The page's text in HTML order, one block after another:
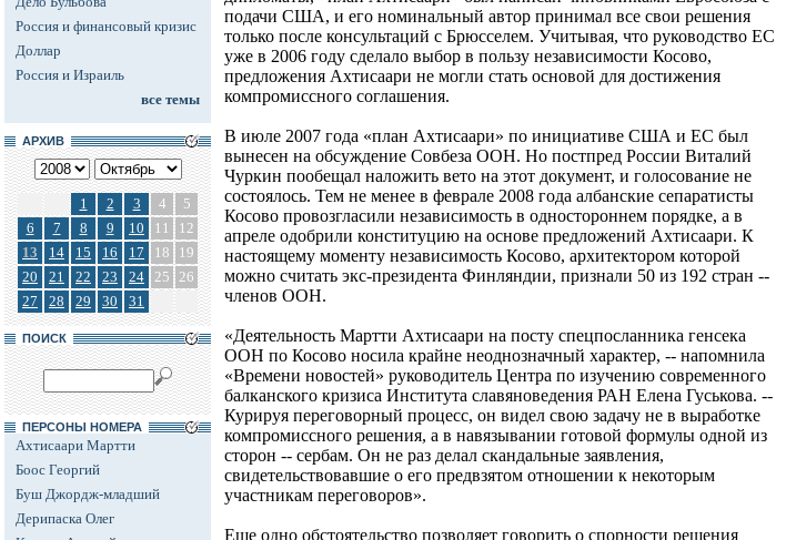
Россия и финансовый кризис
Доллар
Россия и Израиль
все темы
АРХИВ
1 2 3 4
5
6
7 8 9 10 11
12
13
14 15 16 17 18
19
20
21 22 23 24 25 26
27
28 29 30 31
ПОИСК
ПЕРСОНЫ НОМЕРА
Ахтисаари Мартти
Боос Георгий
Буш Джордж-младший
Дерипаска Олег
подачи США, и его номинальный автор принимал все свои решения
только после консультаций с Брюсселем. Учитывая, что руководство ЕС
уже в 2006 году сделало выбор в пользу независимости Косово,
предложения Ахтисаари не могли стать основой для достижения
компромиссного соглашения.
В июле 2007 года «план Ахтисаари» по инициативе США и ЕС был
вынесен на обсуждение Совбеза ООН. Но постпред России Виталий
Чуркин пообещал наложить вето на этот документ, и голосование не
состоялось. Тем не менее в феврале 2008 года албанские сепаратисты
Косово провозгласили независимость в одностороннем порядке, а в
апреле одобрили конституцию на основе предложений Ахтисаари. К
настоящему моменту независимость Косово, архитектором которой
можно считать экс-президента Финляндии, признали 50 из 192 стран --
членов ООН.
«Деятельность Мартти Ахтисаари на посту спецпосланника генсека
ООН по Косово носила крайне неоднозначный характер, -- напомнила
«Времени новостей» руководитель Центра по изучению современного
балканского кризиса Института славяноведения РАН Елена Гуськова. --
Курируя переговорный процесс, он видел свою задачу не в выработке
компромиссного решения, а в навязывании готовой формулы одной из
сторон -- сербам. Он не раз делал скандальные заявления,
свидетельствовавшие о его предвзятом отношении к некоторым
участникам переговоров».
Еще одно обстоятельство позволяет говорить о спорности решения